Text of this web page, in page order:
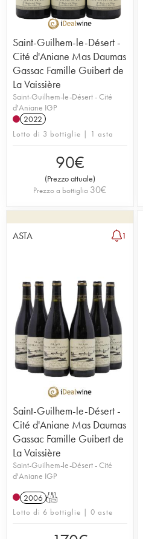
Saint-Guilhem-le-Désert -
Cité d'Aniane Mas Daumas
Gassac Famille Guibert de
La Vaissière
Saint-Guilhem-le-Désert - Cité
d'Aniane IGP
2022
Lotto di 3 bottiglie | 1 asta
90€
(Prezzo attuale)
Prezzo a bottiglia 30€
ASTA 1
Saint-Guilhem-le-Désert -
Cité d'Aniane Mas Daumas
Gassac Famille Guibert de
La Vaissière
Saint-Guilhem-le-Désert - Cité
d'Aniane IGP
2006 T
Lotto di 6 bottiglie | 0 aste